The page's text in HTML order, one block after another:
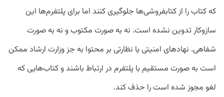
که کتاب را از کتابفروشی‌ها جلوگیری کنند اما برای پلتفرم‌ها این
سازوکار تدوین نشده است. نه به صورت مکتوب و نه به صورت
شفاهی. نهادهای امنیتی یا نظارتی بر محتوا به جز وزارت ارشاد ممکن
است به صورت مستقیم با پلتفرم در ارتباط باشند و کتاب‌هایی که
لغو مجوز شده است را حذف کند.